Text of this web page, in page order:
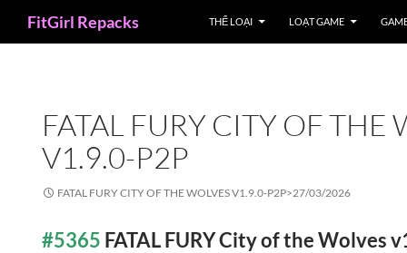
FitGirl Repacks THỂ LOẠI LOẠT GAME
FATAL FURY CITY OF THE
V1.9.0-P2P
FATAL FURY CITY OF THE WOLVES V1.9.0-P2P>27/03/2026
#5365 FATAL FURY City of the Wolves